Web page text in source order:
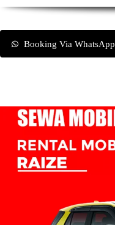
Booking Via WhatsApp